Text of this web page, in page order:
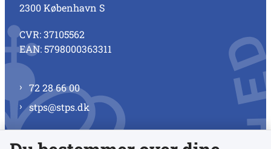
2300 København S
CVR: 37105562
EAN: 5798000363311
72 28 66 00
stps@stps.dk